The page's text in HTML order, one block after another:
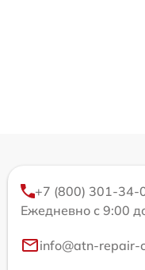
+7 (800) 301-34-
Ежедневно с 9:00
info@atn-repair-